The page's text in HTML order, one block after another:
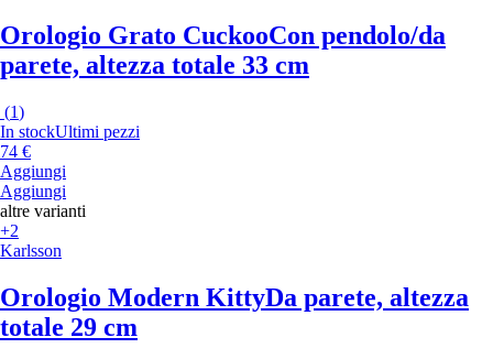
Orologio Grato CuckooCon pendolo/da
parete, altezza totale 33 cm
(1)
In stockUltimi pezzi
74 €
Aggiungi
Aggiungi
altre varianti
+2
Karlsson
Orologio Modern KittyDa parete, altezza
totale 29 cm